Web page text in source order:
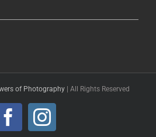
of Photography | All Rights Reserved
FacebookInstagram